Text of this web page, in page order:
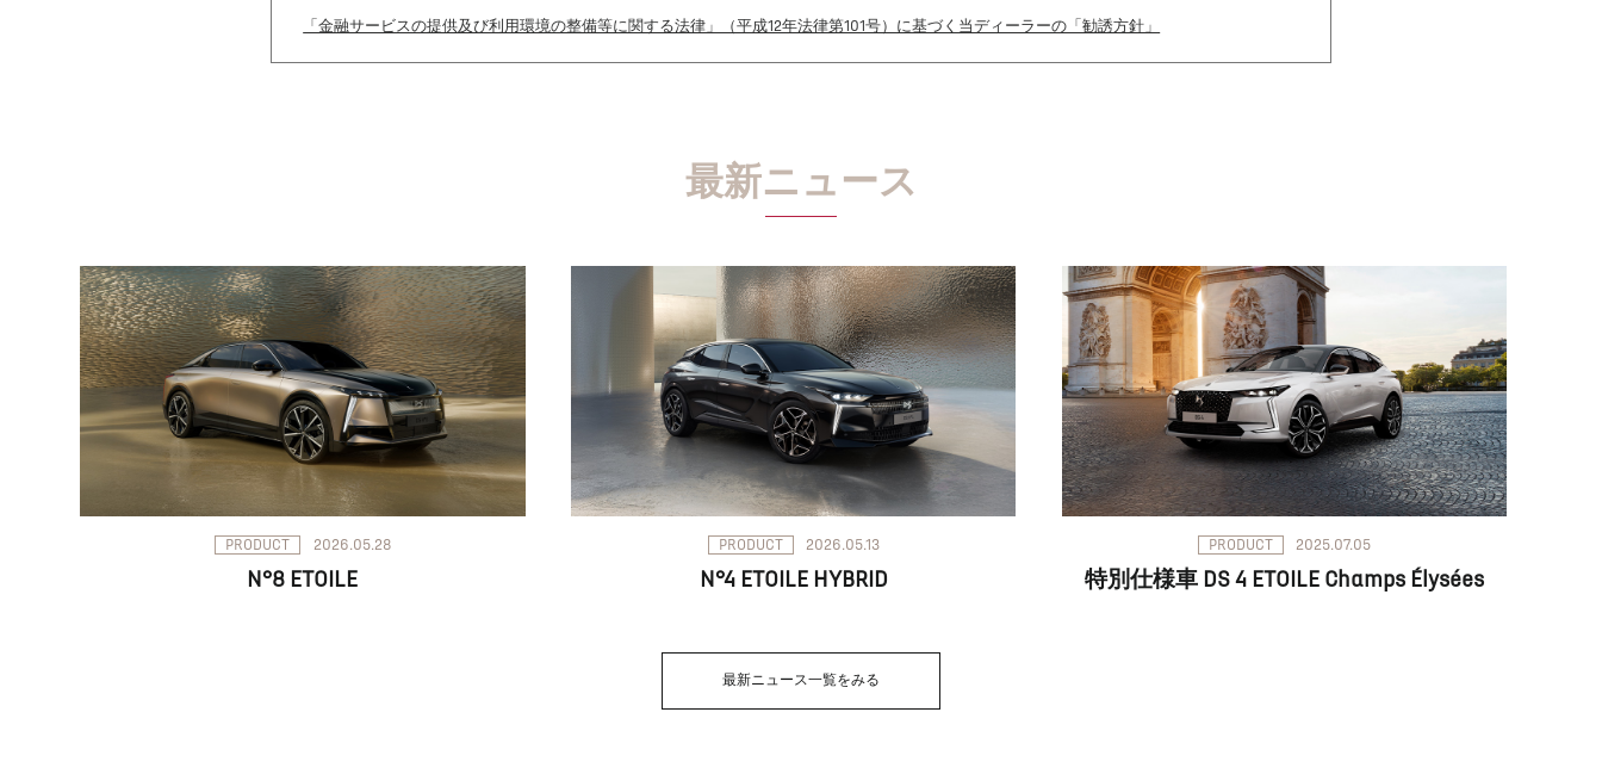
「金融サービスの提供及び利用環境の整備等に関する法律」（平成12年法律第101号）に基づく当ディーラーの「勧誘方針」
最新ニュース
PRODUCT 2026.05.28
N°8 ETOILE
PRODUCT 2026.05.13
N°4 ETOILE HYBRID
PRODUCT 2025.07.05
特別仕様車 DS 4 ETOILE Champs Élysées
最新ニュース一覧をみる